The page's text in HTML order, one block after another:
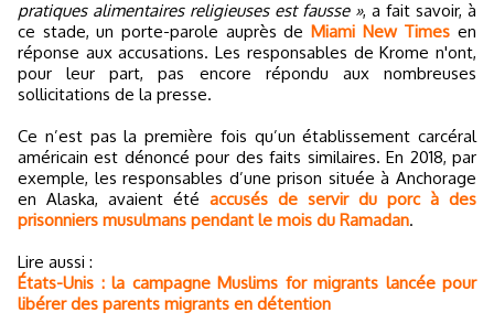
pratiques alimentaires religieuses est fausse », a fait savoir, à
ce stade, un porte-parole auprès de Miami New Times en
réponse aux accusations. Les responsables de Krome n'ont,
pour leur part, pas encore répondu aux nombreuses
sollicitations de la presse.
Ce n’est pas la première fois qu’un établissement carcéral
américain est dénoncé pour des faits similaires. En 2018, par
exemple, les responsables d’une prison située à Anchorage
en Alaska, avaient été accusés de servir du porc à des
prisonniers musulmans pendant le mois du Ramadan.
Lire aussi :
États-Unis : la campagne Muslims for migrants lancée pour
libérer des parents migrants en détention